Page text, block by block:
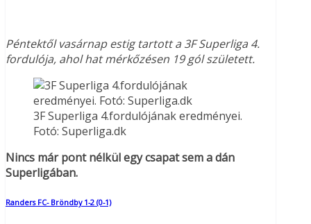
Péntektől vasárnap estig tartott a 3F Superliga 4.
fordulója, ahol hat mérkőzésen 19 gól született.
3F Superliga 4.fordulójának eredményei.
Fotó: Superliga.dk
Nincs már pont nélkül egy csapat sem a dán
Superligában.
Randers FC- Bröndby 1-2 (0-1)